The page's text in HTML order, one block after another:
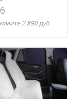
2 890 руб.